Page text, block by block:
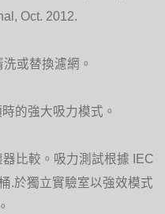
Oct. 2012.
或替換濾網。
的強大吸力模式。
比較。吸力測試根據 IEC
.於獨立實驗室以強效模式